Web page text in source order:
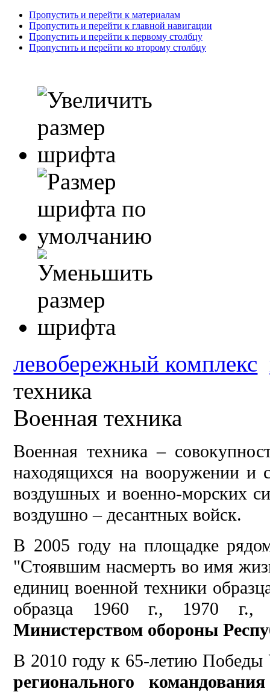
Пропустить и перейти к материалам
Пропустить и перейти к главной навигации
Пропустить и перейти к первому столбцу
Пропустить и перейти ко второму столбцу
левобережный комплекс
техника
Военная техника
Военная техника –
находящихся на вооружении и
воздушных и военно-морских
воздушно – десантных войск.
В 2005 году на площадке
"Стоявшим насмерть во имя
единиц военной техники
образца 1960 г., 1970 г.,
Министерством обороны
В 2010 году к 65-летию Победы
регионального